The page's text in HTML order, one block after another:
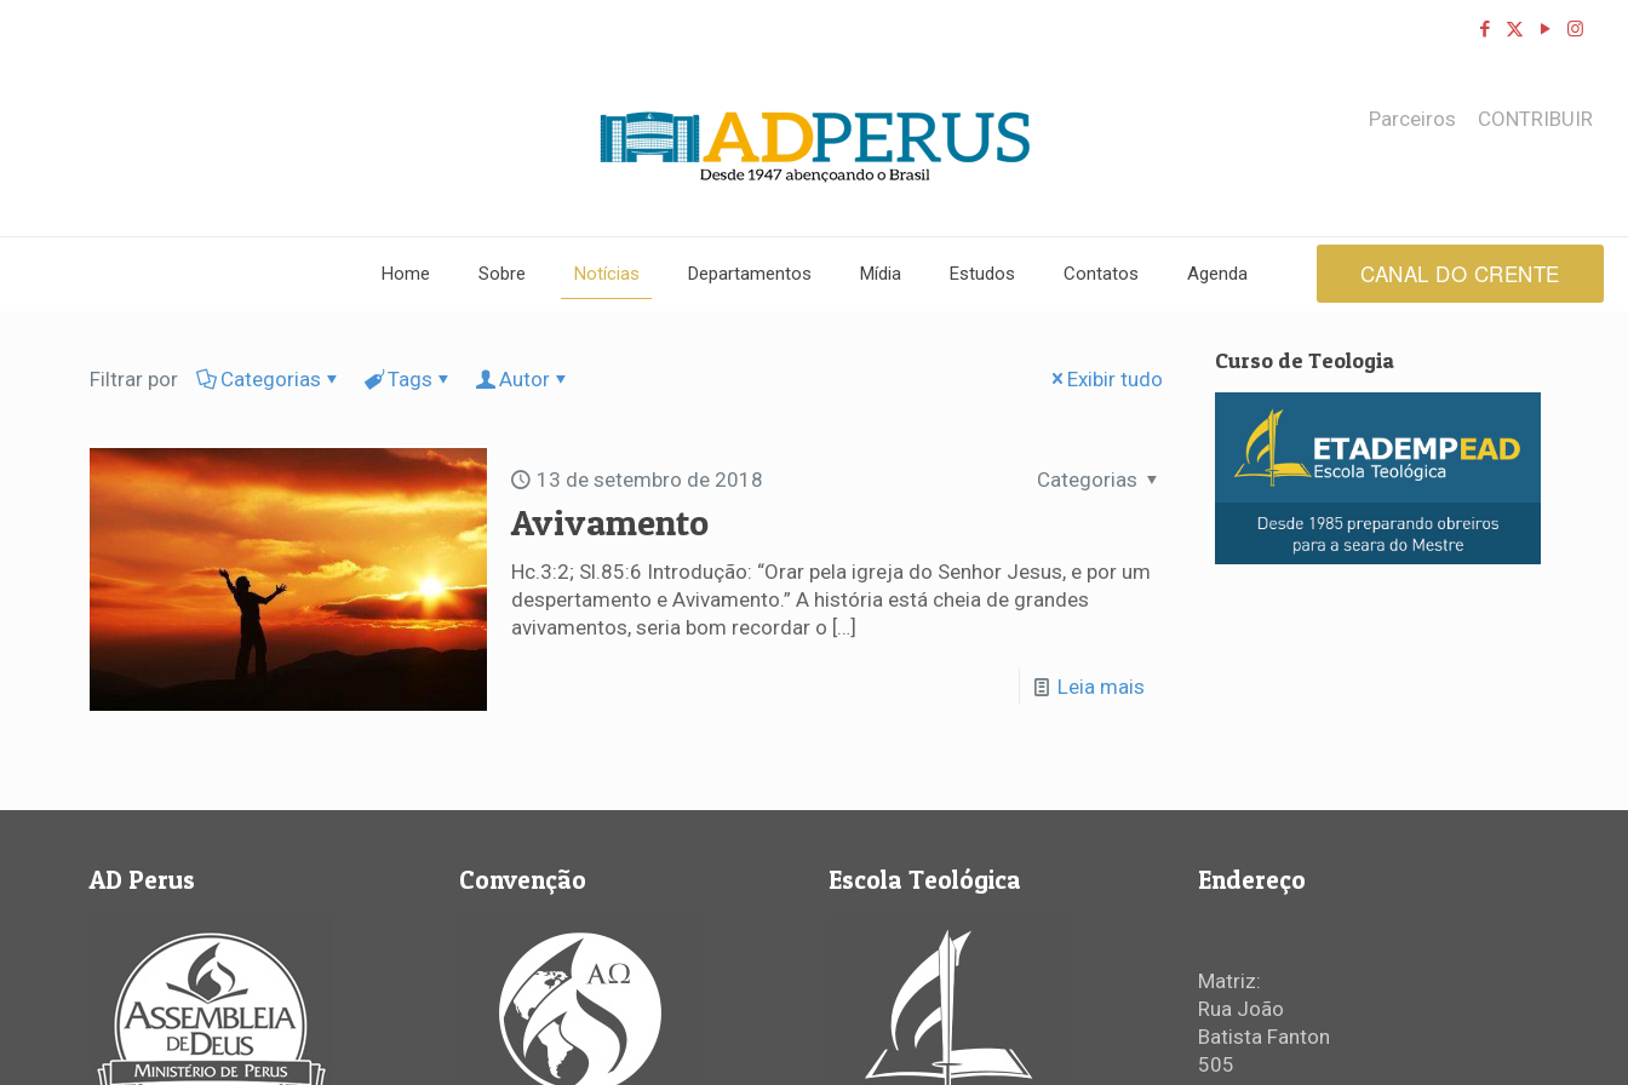
Home Sobre Notícias Departamentos Mídia Estudos Contatos Agenda
Parceiros CONTRIBUIR
CANAL DO CRENTE
Filtrar por Categorias Tags Autor Exibir tudo
13 de setembro de 2018 Categorias
Avivamento
Hc.3:2; Sl.85:6 Introdução: “Orar pela igreja do Senhor Jesus, e por um
despertamento e Avivamento.” A história está cheia de grandes
avivamentos, seria bom recordar o […]
Leia mais
Curso de Teologia
AD Perus Convenção Escola Teológica Endereço
Matriz:
Rua João
Batista Fanton
505